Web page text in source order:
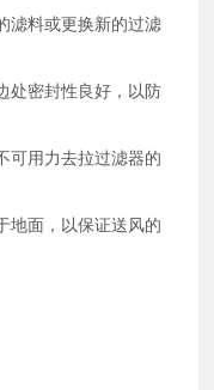
滤料或更换新的过滤
处密封性良好，以防
可用力去拉过滤器的
地面，以保证送风的